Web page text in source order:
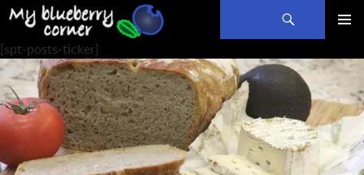
Szukaj
PRZEJDŹ
DO
TREŚCI
[spt-posts-ticker]